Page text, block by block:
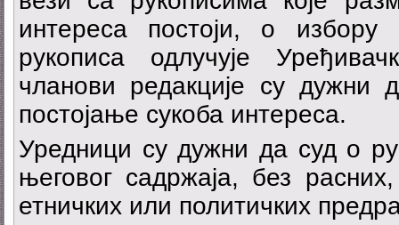
интереса постоји, о избору
рукописа одлучује
чланови редакције су дужни
постојање сукоба интереса.
Уредници су дужни да суд о
његовог садржаја, без
етничких или политичких